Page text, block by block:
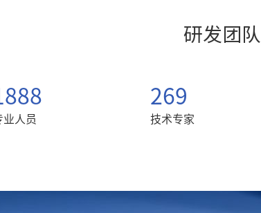
研发团队
业人员
269
技术专家